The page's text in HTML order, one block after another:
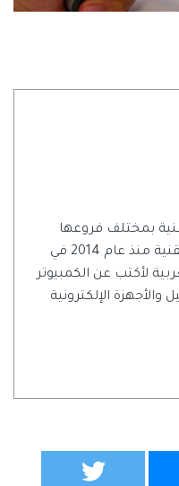
بمختلف فروعها
وأقسامها، عملت في الكتابة التقنية منذ عام 2014 في
لأكتب عن الكمبيوتر
الإلكترونية